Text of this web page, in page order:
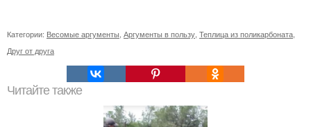
Категории: Весомые аргументы Аргументы в пользу Теплица из поликарбоната
Друг от друга
Читайте также